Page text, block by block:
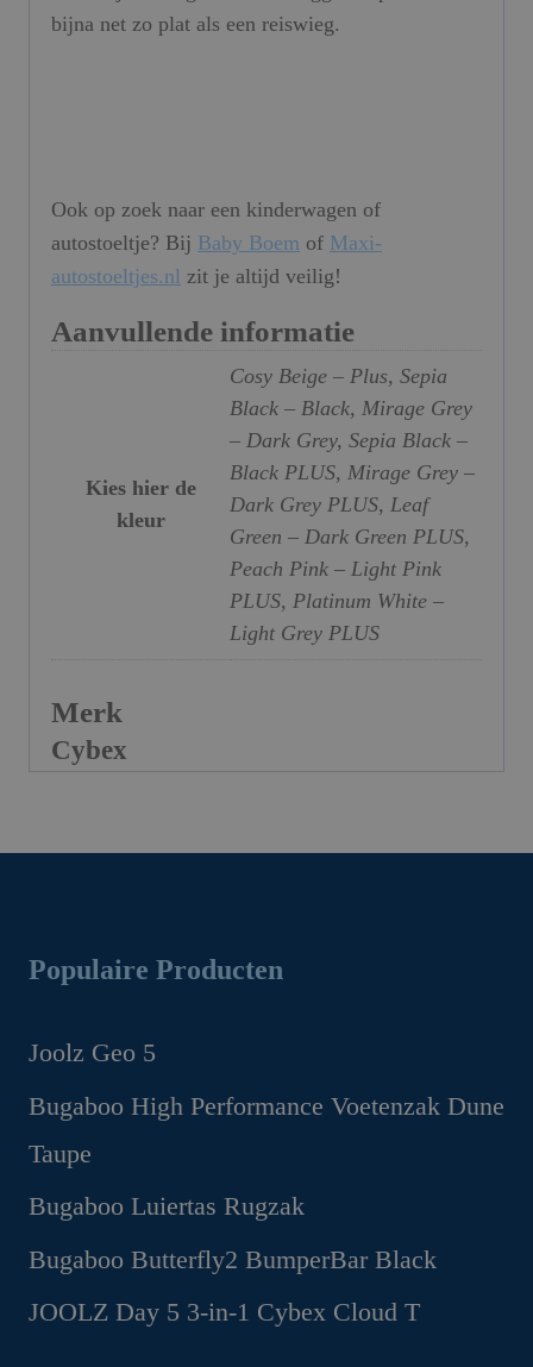
bijna net zo plat als een reiswieg.
Ook op zoek naar een kinderwagen of
autostoeltje? Bij Baby Boem of Maxi-
autostoeltjes.nl zit je altijd veilig!
Aanvullende informatie
Kies hier de
kleur
Cosy Beige – Plus, Sepia
Black – Black, Mirage Grey
– Dark Grey, Sepia Black –
Black PLUS, Mirage Grey –
Dark Grey PLUS, Leaf
Green – Dark Green PLUS,
Peach Pink – Light Pink
PLUS, Platinum White –
Light Grey PLUS
Merk
Cybex
Populaire Producten
Joolz Geo 5
Oorspronkelijke
prijs
was:
€1,299.00.
Huidige
prijs
is:
€1,169.00.
Bugaboo High Performance Voetenzak Dune
Taupe
Oorspronkelijke
prijs
was:
Huidige
prijs
is:
Bugaboo Luiertas Rugzak
Oorspronkelijke
prijs
was:
Huidige
prijs
is:
Bugaboo Butterfly2 BumperBar Black
Oorspronkelijke
Huidige
JOOLZ Day 5 3-in-1 Cybex Cloud T